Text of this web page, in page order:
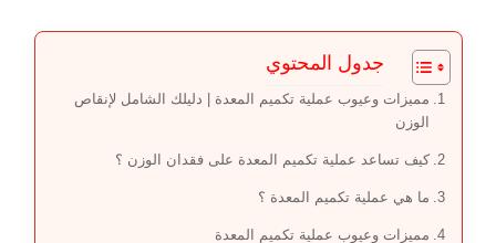
جدول المحتوي
مميزات وعيوب عملية تكميم المعدة | دليلك الشامل لإنقاص
الوزن
كيف تساعد عملية تكميم المعدة على فقدان الوزن ؟
ما هي عملية تكميم المعدة ؟
مميزات وعيوب عملية تكميم المعدة